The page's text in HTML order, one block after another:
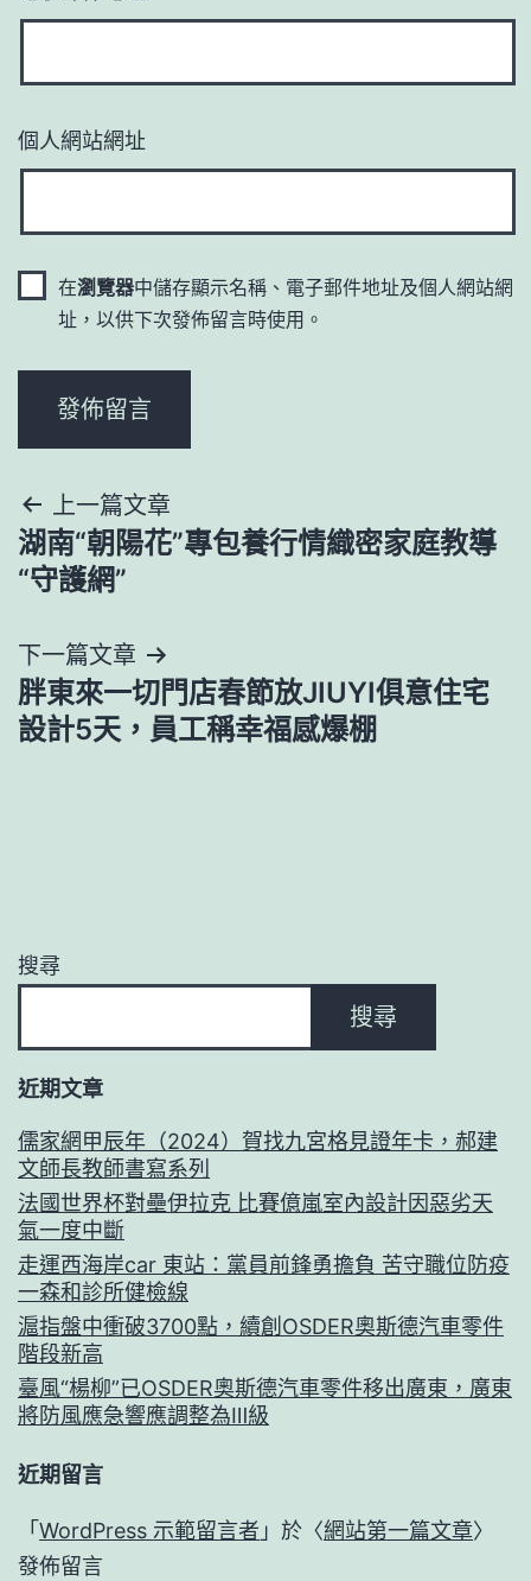
個人網站網址
在瀏覽器中儲存顯示名稱、電子郵件地址及個人網站網
址，以供下次發佈留言時使用。
文
章
覽
上一篇文章
湖南“朝陽花”專包養行情織密家庭教導
“守護網”
下一篇文章
胖東來一切門店春節放JIUYI俱意住宅
設計5天，員工稱幸福感爆棚
搜尋
搜尋
近期文章
儒家網甲辰年（2024）賀找九宮格見證年卡，郝建
文師長教師書寫系列
法國世界杯對壘伊拉克 比賽億嵐室內設計因惡劣天
氣一度中斷
走運西海岸car 東站：黨員前鋒勇擔負 苦守職位防疫
一森和診所健檢線
滬指盤中衝破3700點，續創OSDER奧斯德汽車零件
階段新高
臺風“楊柳”已OSDER奧斯德汽車零件移出廣東，廣東
將防風應急響應調整為Ⅲ級
近期留言
「 WordPress 示範留言者 」於〈網站第一篇文章〉
發佈留言